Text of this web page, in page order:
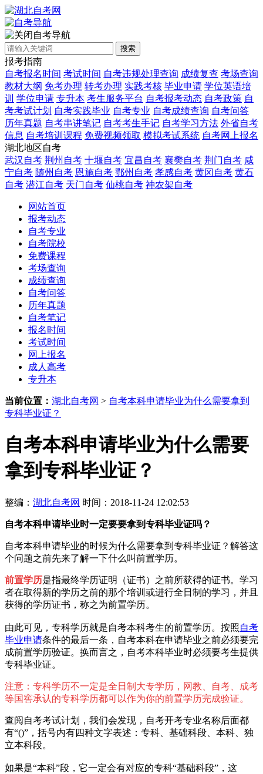
自考导航
搜索
报考指南
自考报名时间 考试时间 自考违规处理查询 成绩复查 考场查询
教材大纲 免考办理 转考办理 实践考核 毕业申请 学位英语培
训 学位申请 专升本 考生服务平台 自考报考动态 自考政策 自
考考试计划 自考实践毕业 自考专业 自考成绩查询 自考问答
历年真题 自考串讲笔记 自考考生手记 自考学习方法 外省自考
信息 自考培训课程 免费视频领取 模拟考试系统 自考网上报名
湖北地区自考
武汉自考 荆州自考 十堰自考 宜昌自考 襄樊自考 荆门自考 咸
宁自考 随州自考 恩施自考 鄂州自考 孝感自考 黄冈自考 黄石
自考 潜江自考 天门自考 仙桃自考 神农架自考
网站首页
报考动态
自考专业
自考院校
免费课程
考场查询
成绩查询
自考问答
历年真题
自考笔记
报名时间
考试时间
网上报名
成人高考
专升本
当前位置： 湖北自考网 > 自考本科申请毕业为什么需要拿到
专科毕业证？
自考本科申请毕业为什么需要
拿到专科毕业证？
整编： 湖北自考网 时间：2018-11-24 12:02:53
自考本科申请毕业时一定要要拿到专科毕业证吗？
自考本科申请毕业的时候为什么需要拿到专科毕业证？解答这
个问题之前先来了解一下什么叫前置学历。
前置学历是指最终学历证明（证书）之前所获得的证书。学习
者在取得新的学历之前的那个培训或进行全日制的学习，并且
获得的学历证书，称之为前置学历。
由此可见，专科学历就是自考本科考生的前置学历。按照自考
毕业申请条件的最后一条，自考本科在申请毕业之前必须要完
成前置学历验证。换而言之，自考本科毕业时必须要考生提供
专科毕业证。
注意：专科学历不一定是全日制大专学历，网教、自考、成考
等国窖承认的专科学历都可以作为你的前置学历完成验证。
查阅自考考试计划，我们会发现，自考开考专业名称后面都
有“()”，括号内有四种文字表述：专科、基础科段、本科、独
立本科段。
如果是“本科”段，它一定会有对应的专科“基础科段”，这